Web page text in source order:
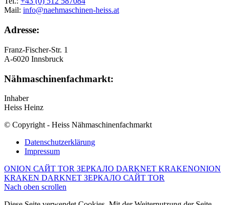
Mail: info@naehmaschinen-heiss.at
Adresse:
Franz-Fischer-Str. 1
A-6020 Innsbruck
Nähmaschinenfachmarkt:
Inhaber
Heiss Heinz
© Copyright - Heiss Nähmaschinenfachmarkt
Datenschutzerklärung
Impressum
ONION САЙТ TOR ЗЕРКАЛО DARKNET KRAKENONION
KRAKEN DARKNET ЗЕРКАЛО САЙТ TOR
Nach oben scrollen